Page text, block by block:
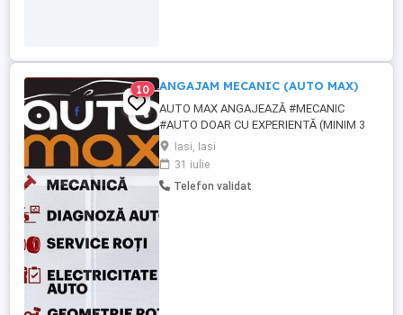
10 ANGAJAM MECANIC (AUTO MAX)
AUTO MAX ANGAJEAZĂ #MECANIC
#AUTO DOAR CU EXPERIENTĂ (MINIM 3
ANI) SI POSESOR PERMIS CATEGORIA B.
EXPERIENTA PE REPARAȚII CUTII DE
VITEZE AUTOMATE CONSTITUE UN
AVANTAJ! CEREM SI OFERIM MAXIMĂ
Iasi, Iasi
31 iulie
Telefon validat